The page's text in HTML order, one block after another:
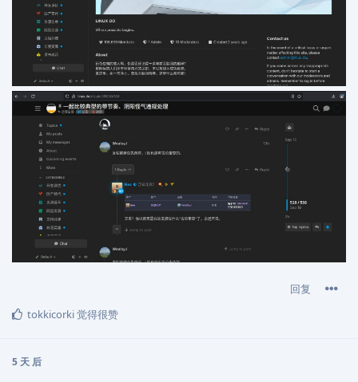
回复
tokkicorki觉得很赞
5 天 后